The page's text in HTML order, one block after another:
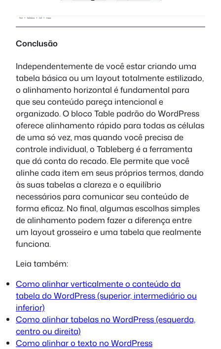
Conclusão
Independentemente de você estar criando uma
tabela básica ou um layout totalmente estilizado,
o alinhamento horizontal é fundamental para
que seu conteúdo pareça intencional e
organizado. O bloco Table padrão do WordPress
oferece alinhamento rápido para todas as células
de uma só vez, mas quando você precisa de
controle individual, o Tableberg é a ferramenta
que dá conta do recado. Ele permite que você
alinhe cada item em seus próprios termos, dando
às suas tabelas a clareza e o equilíbrio
necessários para comunicar seu conteúdo de
forma eficaz. No final, algumas escolhas simples
de alinhamento podem fazer a diferença entre
um layout grosseiro e uma tabela que realmente
funciona.
Leia também:
Como alinhar verticalmente o conteúdo da
tabela do WordPress (superior, intermediário ou
inferior)
Como alinhar tabelas no WordPress (esquerda,
centro ou direita)
Como alinhar o texto no WordPress